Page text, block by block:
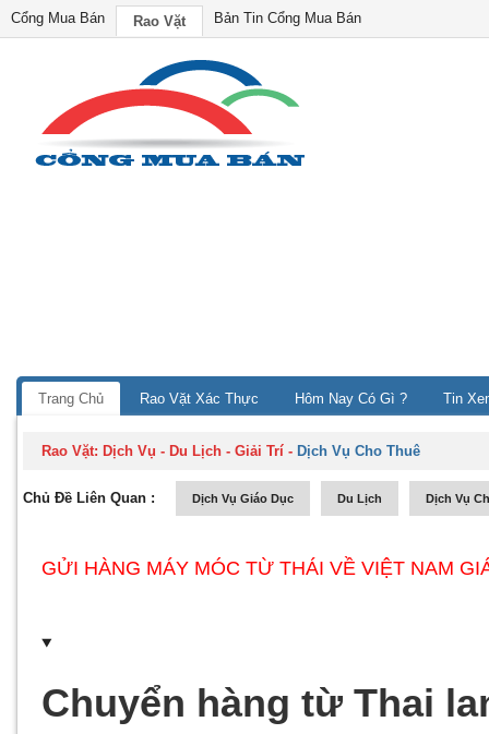
Cổng Mua Bán Rao Vặt Bản Tin Cổng Mua Bán
Trang Chủ Rao Vặt Xác Thực Hôm Nay Có Gì ? Tin
Rao Vặt: Dịch Vụ - Du Lịch - Giải Trí - Dịch Vụ Cho Thuê
Chủ Đề Liên Quan : Dịch Vụ Giáo Dục Du Lịch Dịch Vụ
GỬI HÀNG MÁY MÓC TỪ THÁI VỀ VIỆT NAM
Chuyển hàng từThai